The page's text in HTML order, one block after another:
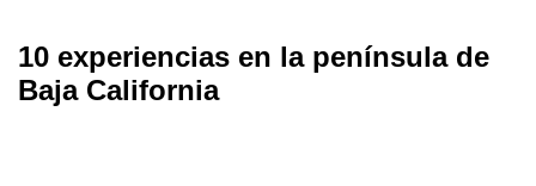
10 experiencias en la península de
Baja California